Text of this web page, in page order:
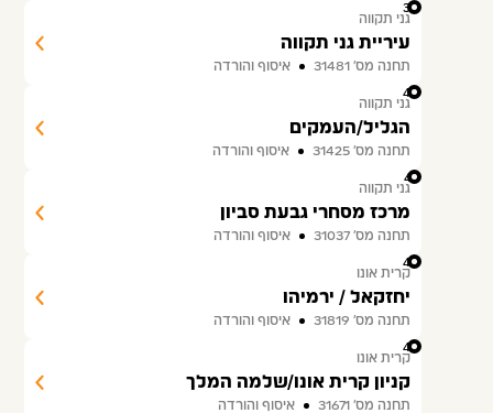
39
גני תקווה
עיריית גני תקווה
תחנה מס׳ 31481 איסוף והורדה
40
גני תקווה
הגליל/העמקים
תחנה מס׳ 31425 איסוף והורדה
41
גני תקווה
מרכז מסחרי גבעת סביון
תחנה מס׳ 31037 איסוף והורדה
42
קרית אונו
יחזקאל / ירמיהו
תחנה מס׳ 31819 איסוף והורדה
43
קרית אונו
קניון קרית אונו/שלמה המלך
תחנה מס׳ 31671 איסוף והורדה